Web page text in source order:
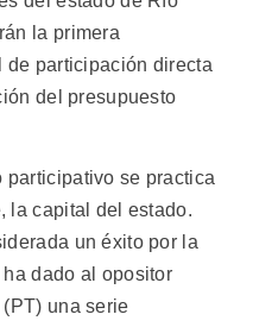
la primera
participación directa
del presupuesto
participativo se practica
la capital del estado.
un éxito por la
dado al opositor
una serie